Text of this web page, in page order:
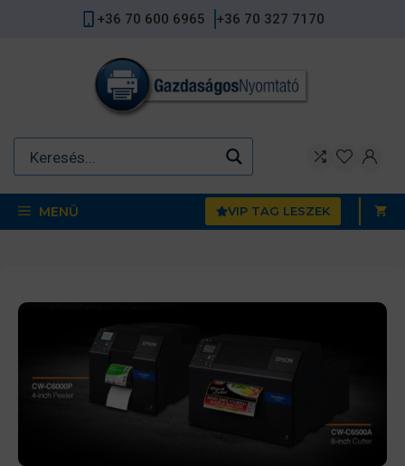
+36 70 600 6965 +36 70 327 7170
MENÜ VIP TAG LESZEK